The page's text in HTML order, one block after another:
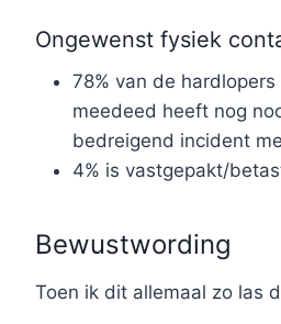
Ongewenst fysiek
78% van de
meedeed heeft nog
bedreigend incident
4% is vastgepakt/
Bewustwording
Toen ik dit allemaal zo las